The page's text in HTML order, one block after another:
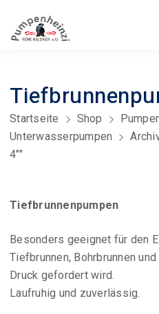
Startseite Shop
Unterwasserpumpen
4""
Tiefbrunnenpumpen
Besonders geeignet für den
Tiefbrunnen, Bohrbrunnen
Druck gefordert wird.
Laufruhig und zuverlässig.